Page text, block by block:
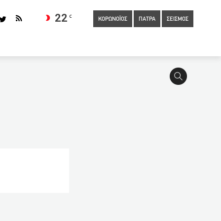
22 C
ΚΟΡΩΝΟΪΟΣ ΠΑΤΡΑ ΣΕΙΣΜΟΣ
Μενέντεζ: Η διμερής σχέση ΗΠΑ-Ελλάδας δεν ήταν ποτέ
καλλιέργεια δενδρυλλίων κάνναβης στο Ρέθυμνο